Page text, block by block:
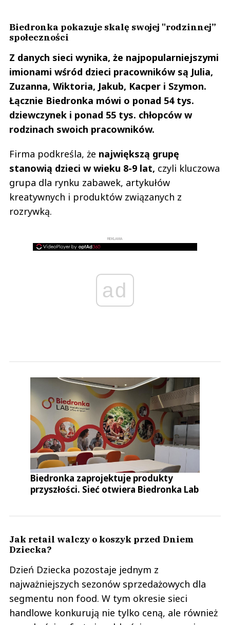
Biedronka pokazuje skalę swojej "rodzinnej”
społeczności
Z danych sieci wynika, że najpopularniejszymi
imionami wśród dzieci pracowników są Julia,
Zuzanna, Wiktoria, Jakub, Kacper i Szymon.
Łącznie Biedronka mówi o ponad 54 tys.
dziewczynek i ponad 55 tys. chłopców w
rodzinach swoich pracowników.
Firma podkreśla, że największą grupę
stanowią dzieci w wieku 8-9 lat, czyli kluczowa
grupa dla rynku zabawek, artykułów
kreatywnych i produktów związanych z
rozrywką.
REKLAMA
ad
Biedronka zaprojektuje produkty
przyszłości. Sieć otwiera Biedronka Lab
Jak retail walczy o koszyk przed Dniem
Dziecka?
Dzień Dziecka pozostaje jednym z
najważniejszych sezonów sprzedażowych dla
segmentu non food. W tym okresie sieci
handlowe konkurują nie tylko ceną, ale również